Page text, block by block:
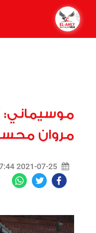
موسيماني:
مروان
2021-07-25 10:37:44
Facebook
Twitter